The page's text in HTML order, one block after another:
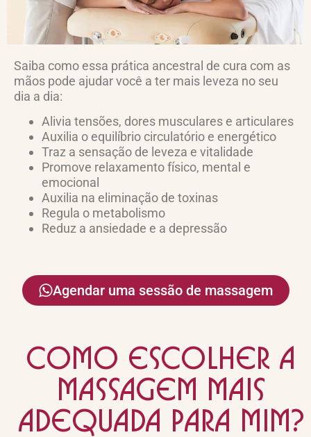
Saiba como essa prática ancestral de cura com as
mãos pode ajudar você a ter mais leveza no seu
dia a dia:
Alivia tensões, dores musculares e articulares
Auxilia o equilíbrio circulatório e energético
Traz a sensação de leveza e vitalidade
Promove relaxamento físico, mental e
emocional
Auxilia na eliminação de toxinas
Regula o metabolismo
Reduz a ansiedade e a depressão
Agendar uma sessão de massagem
como escolher a
massagem mais
adequada para mim?